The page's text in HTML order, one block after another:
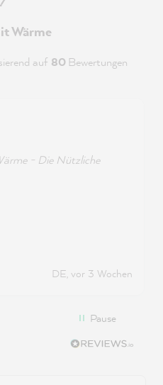
Wärme
auf 80 Bewertungen
- Die Nützliche
DE, vor 3 Wochen
Pause